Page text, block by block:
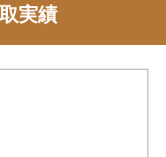
実績